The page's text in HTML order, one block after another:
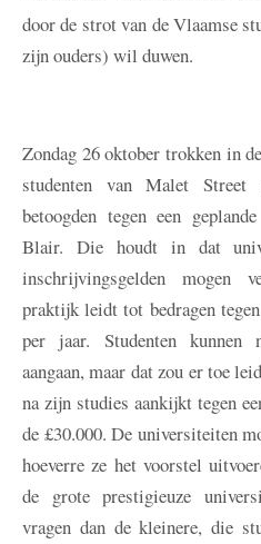
door de strot van de Vlaamse
zijn ouders) wil duwen.
Zondag 26 oktober trokken in
studenten van Malet Street
betoogden tegen een
Blair. Die houdt in dat
inschrijvingsgelden mogen
praktijk leidt tot bedragen
per jaar. Studenten
aangaan, maar dat zou er toe
na zijn studies aankijkt tegen
de £30.000. De universiteiten
hoeverre ze het voorstel
de grote prestigieuze
vragen dan de kleinere, die